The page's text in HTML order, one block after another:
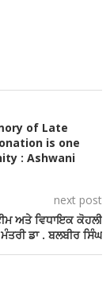
of Late
is one
: Ashwani
next post
ਅਤੇ ਵਿਧਾਇਕ ਕੋਹਲੀ
ਡਾ . ਬਲਬੀਰ ਸਿੰਘ